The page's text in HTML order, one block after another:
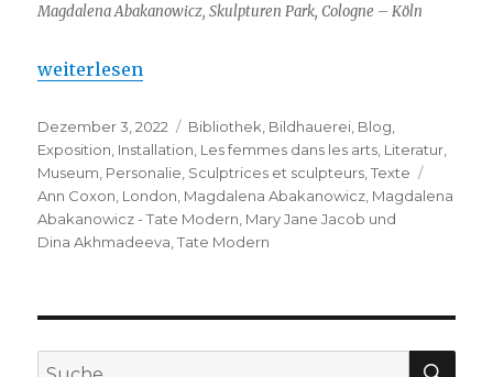
Magdalena Abakanowicz, Skulpturen Park, Cologne – Köln
„Magdalena Abakanowicz – Tate Modern“
weiterlesen
Veröffentlicht
am
Dezember 3, 2022 Kategorien
Bibliothek Bildhauerei Blog
Exposition Installation Les femmes dans les arts Literatur
Museum Personalie Sculptrices et sculpteurs ,Texte
Ann Coxon London Magdalena Abakanowicz Magdalena
Abakanowicz - Tate Modern Mary Jane Jacob und
Dina Akhmadeeva ,Tate Modern
Suche